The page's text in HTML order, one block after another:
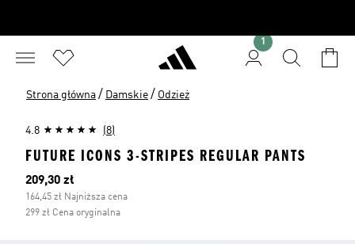
Strona główna / Damskie / Odzież
4.8 (8)
FUTURE ICONS 3-STRIPES REGULAR PANTS
Bieżąca cena
209,30 zł
164,45 zł Najniższa cena
299 zł Cena oryginalna